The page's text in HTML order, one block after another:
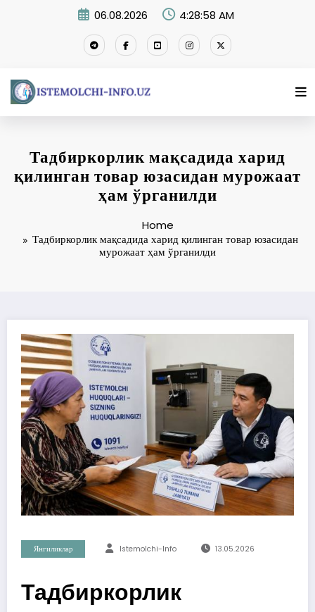
06.08.2026 4:28:59 AM
Тадбиркорлик мақсадида харид
қилинган товар юзасидан мурожаат
ҳам ўрганилди
Home
Тадбиркорлик мақсадида харид қилинган товар юзасидан
мурожаат ҳам ўрганилди
Янгиликлар Istemolchi-Info 13.05.2026
Тадбиркорлик